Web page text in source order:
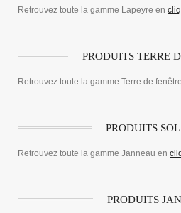
Retrouvez toute la gamme Lapeyre en
PRODUITS TERRE
Retrouvez toute la gamme Terre de
PRODUITS
Retrouvez toute la gamme Janneau en
PRODUITS